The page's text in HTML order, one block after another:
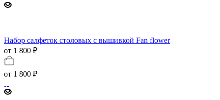
Набор салфеток столовых с вышивкой Fan flower
от 1 800 ₽
от 1 800 ₽